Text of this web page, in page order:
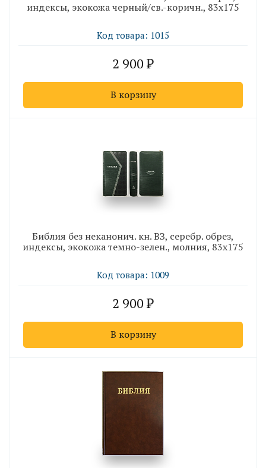
индексы, экокожа черный/св.-коричн., 83х175
Код товара: 1015
2 900
В корзину
Библия без неканонич. кн. ВЗ, серебр. обрез,
индексы, экокожа темно-зелен., молния, 83х175
Код товара: 1009
2 900
В корзину